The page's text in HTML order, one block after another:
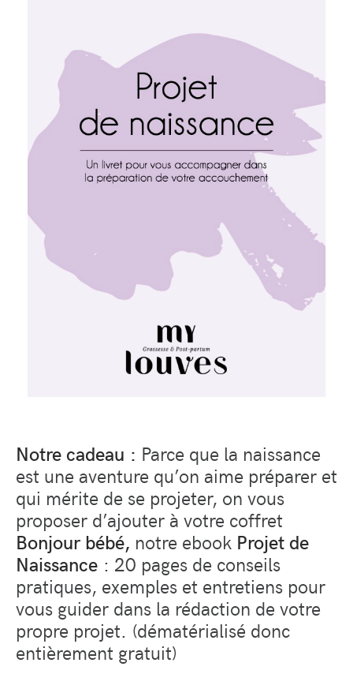
Notre cadeau : Parce que la naissance
est une aventure qu’on aime préparer et
qui mérite de se projeter, on vous
proposer d’ajouter à votre coffret
Bonjour bébé, notre ebook Projet de
Naissance : 20 pages de conseils
pratiques, exemples et entretiens pour
vous guider dans la rédaction de votre
propre projet. (dématérialisé donc
entièrement gratuit)